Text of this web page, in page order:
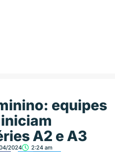
equipes
A2 e A3
2024 2:24 am